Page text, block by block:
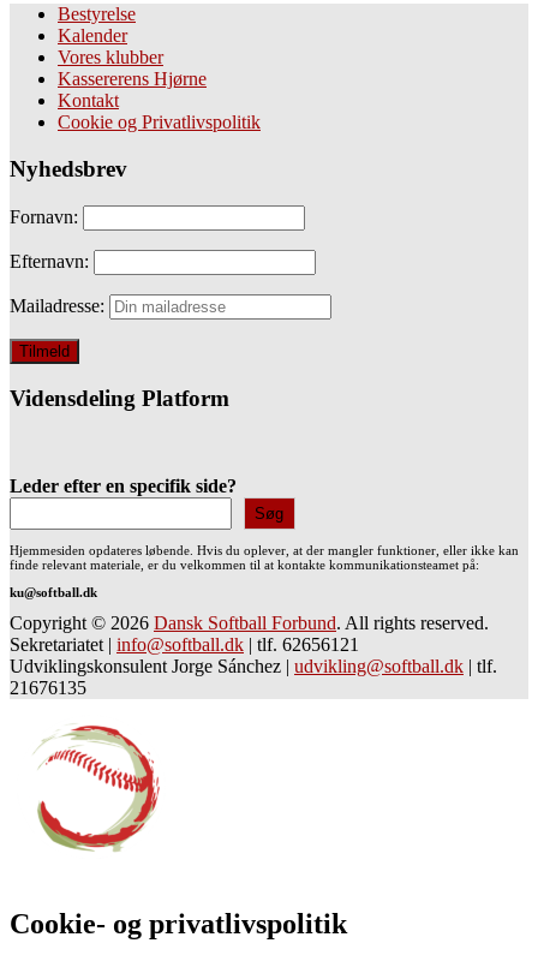
Bestyrelse
Kalender
Vores klubber
Kassererens Hjørne
Kontakt
Cookie og Privatlivspolitik
Nyhedsbrev
Fornavn:
Efternavn:
Mailadresse:
Vidensdeling Platform
Leder efter en specifik side?
Søg
Hjemmesiden opdateres løbende. Hvis du oplever, at der mangler funktioner, eller ikke kan
finde relevant materiale, er du velkommen til at kontakte kommunikationsteamet på:
ku@softball.dk
Copyright © 2026 Dansk Softball Forbund. All rights reserved.
Sekretariatet | info@softball.dk | tlf. 62656121
Udviklingskonsulent Jorge Sánchez | udvikling@softball.dk | tlf.
21676135
Cookie- og privatlivspolitik